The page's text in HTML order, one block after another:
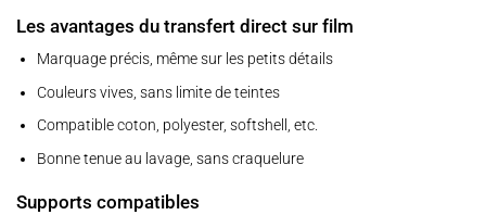
Les avantages du transfert direct sur film
Marquage précis, même sur les petits détails
Couleurs vives, sans limite de teintes
Compatible coton, polyester, softshell, etc.
Bonne tenue au lavage, sans craquelure
Supports compatibles